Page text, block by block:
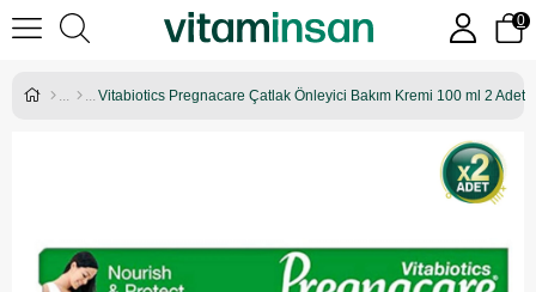
0
Vitabiotics Pregnacare Çatlak Önleyici Bakım Kremi 100 ml 2 Adet